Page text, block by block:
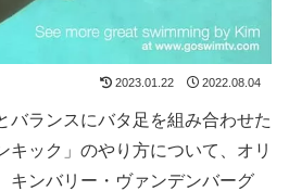
2023.01.22 2022.08.04
バランスにバタ足を組み合わせた
キック」のやり方について、オリ
キンバリー・ヴァンデンバーグ